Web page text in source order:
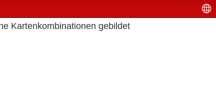
Kartenkombinationen gebildet